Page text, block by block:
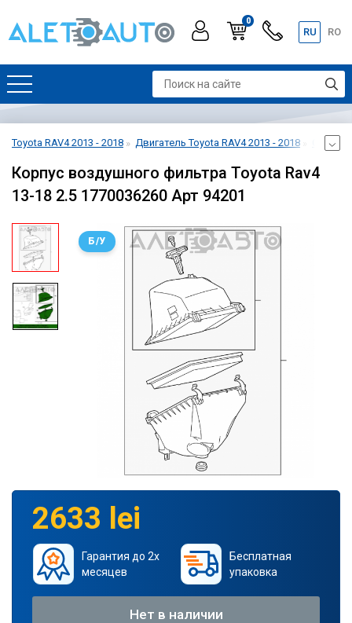
0
RU RO
Toyota RAV4 2013 - 2018 Двигатель Toyota RAV4 2013 - 2018
Корпус воздушного фильтра Toyota Rav4
13-18 2.5 1770036260 Арт 94201
Б/У
2633 lei
Гарантия до 2х
месяцев
Бесплатная
упаковка
Нет в наличии